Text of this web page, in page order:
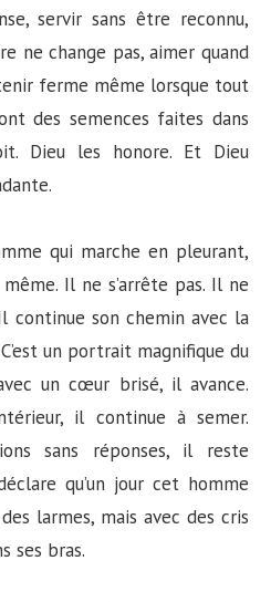
servir sans être reconnu,
ne change pas, aimer quand
ferme même lorsque tout
des semences faites dans
Dieu les honore. Et Dieu
qui marche en pleurant,
Il ne s’arrête pas. Il ne
continue son chemin avec la
un portrait magnifique du
un cœur brisé, il avance.
il continue à semer.
sans réponses, il reste
qu’un jour cet homme
larmes, mais avec des cris
ses bras.